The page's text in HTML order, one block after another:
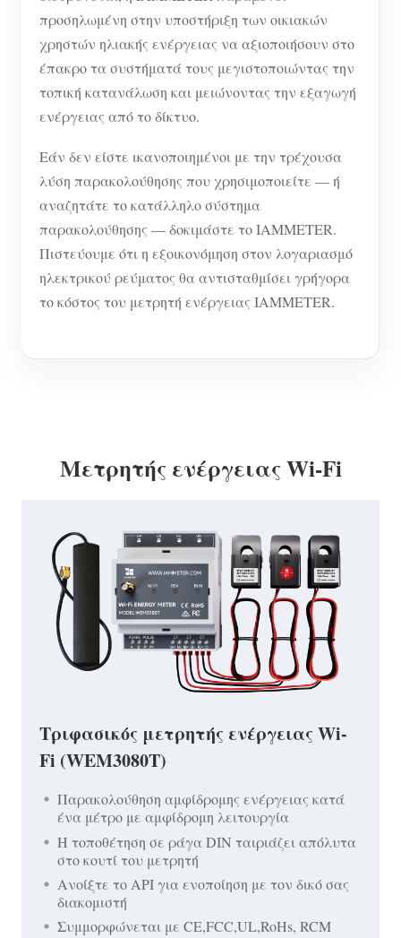
προσηλωμένη στην υποστήριξη των οικιακών
χρηστών ηλιακής ενέργειας να αξιοποιήσουν στο
έπακρο τα συστήματά τους μεγιστοποιώντας την
τοπική κατανάλωση και μειώνοντας την εξαγωγή
ενέργειας από το δίκτυο.
Εάν δεν είστε ικανοποιημένοι με την τρέχουσα
λύση παρακολούθησης που χρησιμοποιείτε — ή
αναζητάτε το κατάλληλο σύστημα
παρακολούθησης — δοκιμάστε το IAMMETER.
Πιστεύουμε ότι η εξοικονόμηση στον λογαριασμό
ηλεκτρικού ρεύματος θα αντισταθμίσει γρήγορα
το κόστος του μετρητή ενέργειας IAMMETER.
Μετρητής ενέργειας Wi-Fi
Τριφασικός μετρητής ενέργειας Wi-
Fi (WEM3080T)
Παρακολούθηση αμφίδρομης ενέργειας κατά
ένα μέτρο με αμφίδρομη λειτουργία
Η τοποθέτηση σε ράγα DIN ταιριάζει απόλυτα
στο κουτί του μετρητή
Ανοίξτε το API για ενοποίηση με τον δικό σας
διακομιστή
Συμμορφώνεται με CE,FCC,UL,RoHs, RCM